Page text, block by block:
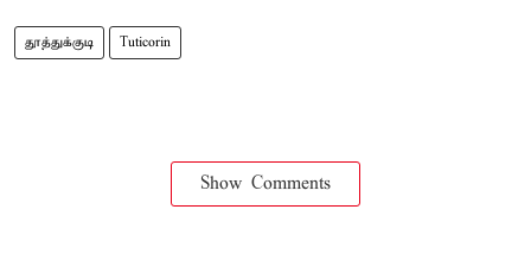
தூத்துக்குடி Tuticorin
Show Comments